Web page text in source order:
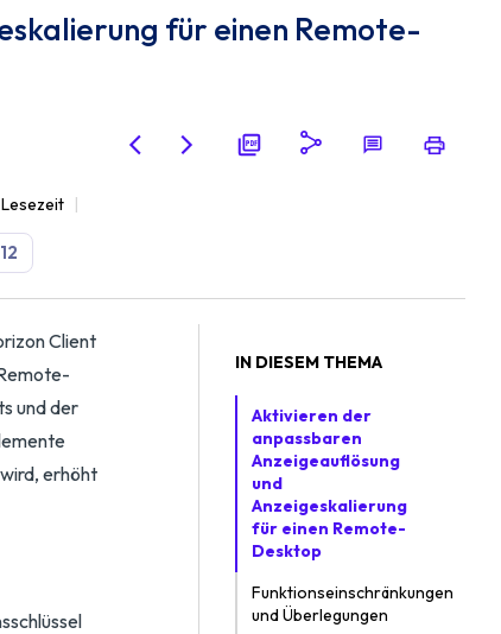
für einen Remote-
Client
und der
erhöht
IN DIESEM THEMA
Aktivieren der
anpassbaren
Anzeigeauflösung
und
Anzeigeskalierung
für einen Remote-
Desktop
Funktionseinschränkungen
und Überlegungen